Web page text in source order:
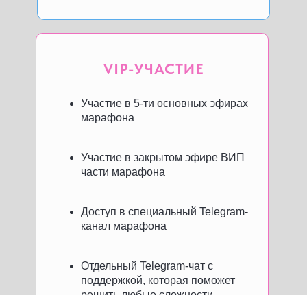
VIP-УЧАСТИЕ
Участие в 5-ти основных эфирах
марафона
Участие в закрытом эфире ВИП
части марафона
Доступ в специальный Telegram-
канал марафона
Отдельный Telegram-чат с
поддержкой, которая поможет